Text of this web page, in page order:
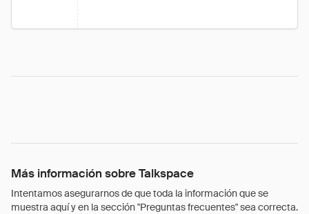
Más información sobre Talkspace
Intentamos asegurarnos de que toda la información que se
muestra aquí y en la sección "Preguntas frecuentes" sea correcta.